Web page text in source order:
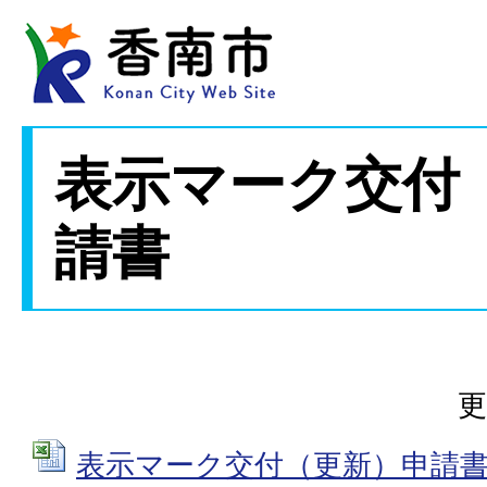
表示マーク交付
請書
表示マーク交付（更新）申請